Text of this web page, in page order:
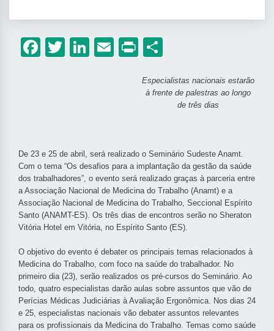
Facebook
Twitter
LinkedIn
Email
Print
Especialistas nacionais estarão
à frente de palestras ao longo
de três dias
De 23 e 25 de abril, será realizado o Seminário Sudeste Anamt.
Com o tema “Os desafios para a implantação da gestão da saúde
dos trabalhadores”, o evento será realizado graças à parceria entre
a Associação Nacional de Medicina do Trabalho (Anamt) e a
Associação Nacional de Medicina do Trabalho, Seccional Espírito
Santo (ANAMT-ES). Os três dias de encontros serão no Sheraton
Vitória Hotel em Vitória, no Espírito Santo (ES).
O objetivo do evento é debater os principais temas relacionados à
Medicina do Trabalho, com foco na saúde do trabalhador. No
primeiro dia (23), serão realizados os pré-cursos do Seminário. Ao
todo, quatro especialistas darão aulas sobre assuntos que vão de
Perícias Médicas Judiciárias à Avaliação Ergonômica. Nos dias 24
e 25, especialistas nacionais vão debater assuntos relevantes
para os profissionais da Medicina do Trabalho. Temas como saúde